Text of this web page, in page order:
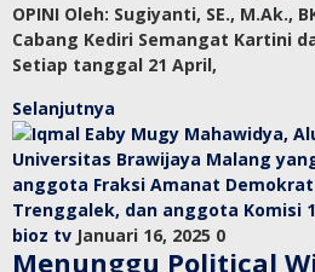
OPINI Oleh: Sugiyanti, SE., M.Ak.,
Cabang Kediri Semangat Kartini
Setiap tanggal 21 April,
Selanjutnya
bioz tv Januari 16, 2025 0
Menunggu Political